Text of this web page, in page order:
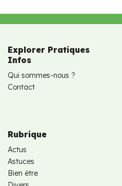
Explorer Pratiques
Infos
Qui sommes-nous ?
Contact
Rubrique
Actus
Astuces
Bien être